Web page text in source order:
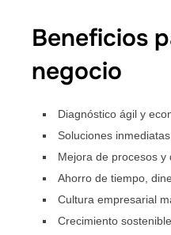
Beneficios
negocio
Diagnóstico ágil y
Soluciones
Mejora de procesos y
Ahorro de tiempo,
Cultura empresarial
Crecimiento